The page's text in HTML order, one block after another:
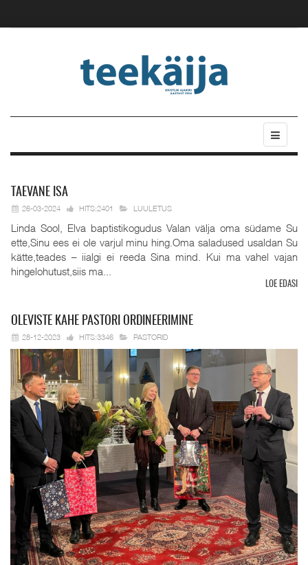
TAEVANE ISA
26-03-2024 HITS:2401 LUULETUS
Linda Sool, Elva baptistikogudus Valan välja oma südame Su
ette,Sinu ees ei ole varjul minu hing.Oma saladused usaldan Su
kätte,teades – iialgi ei reeda Sina mind. Kui ma vahel vajan
hingelohutust,siis ma...
LOE EDASI
OLEVISTE KAHE PASTORI ORDINEERIMINE
28-12-2023 HITS:3346 PASTORID